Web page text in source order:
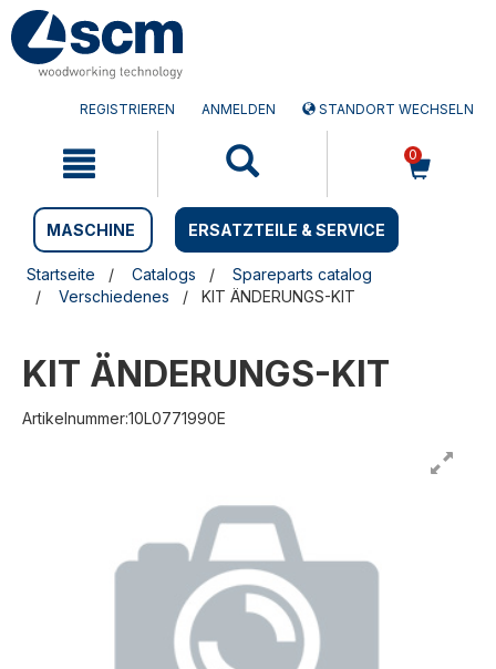
Zum
Inhalt
springen
Zum
Navigationsmen�
springen
REGISTRIEREN ANMELDEN STANDORT WECHSELN
0
MASCHINE ERSATZTEILE & SERVICE
Startseite Catalogs
Spareparts catalog
Verschiedenes
KIT ÄNDERUNGS-KIT
KIT ÄNDERUNGS-KIT
Artikelnummer:10L0771990E